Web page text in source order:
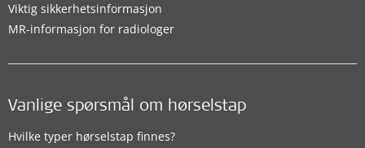
Viktig sikkerhetsinformasjon
MR-informasjon for radiologer
Vanlige spørsmål om hørselstap
Hvilke typer hørselstap finnes?